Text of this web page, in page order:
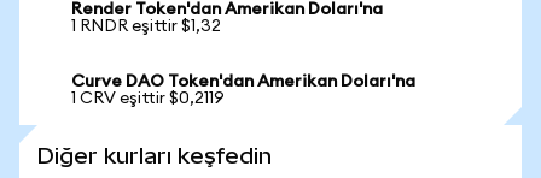
Render Token'dan Amerikan Doları'na
1 RNDR eşittir $1,32
Curve DAO Token'dan Amerikan Doları'na
1 CRV eşittir $0,2119
Diğer kurları keşfedin